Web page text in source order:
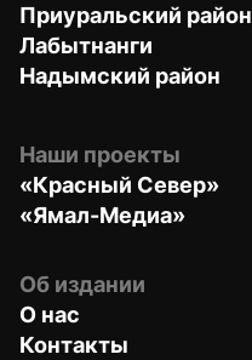
Приуральский район
Лабытнанги
Надымский район
Наши проекты
«Красный Север»
«Ямал-Медиа»
Об издании
О нас
Контакты